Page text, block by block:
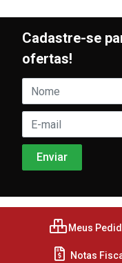
Cadastre-se
ofertas!
Meus
Notas